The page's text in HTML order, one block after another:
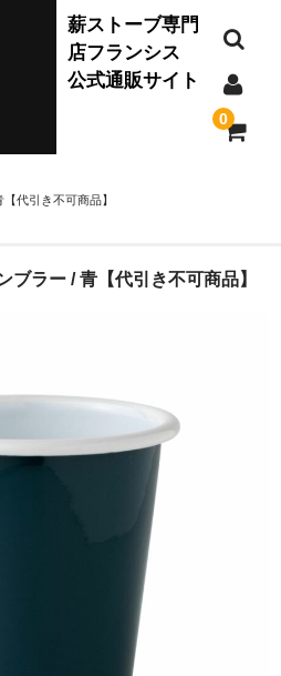
薪ストーブ専門
店フランシス
公式通販サイト
0
ストーブ
ヨツール)
代引き不可商品】
ブラー / 青【代引き不可商品】